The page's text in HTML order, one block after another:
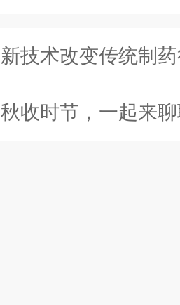
新技术改变传统制
秋收时节，一起来聊